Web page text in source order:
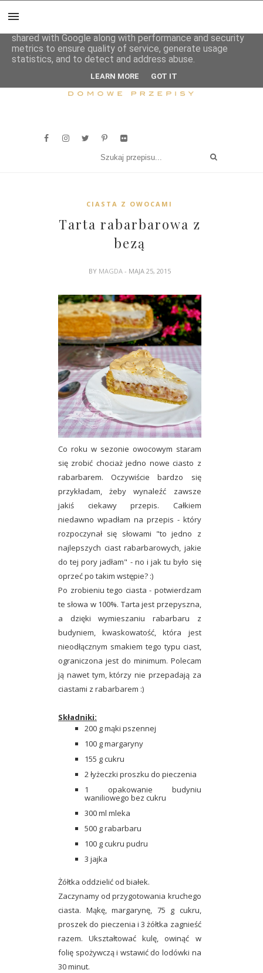
CIASTA Z OWOCAMI
Tarta rabarbarowa z
bezą
BY MAGDA - MAJA 25, 2015
Co roku w sezonie owocowym staram
się zrobić chociaż jedno nowe ciasto z
rabarbarem. Oczywiście bardzo się
przykładam, żeby wynaleźć zawsze
jakiś ciekawy przepis. Całkiem
niedawno wpadłam na przepis - który
rozpoczynał się słowami "to jedno z
najlepszych ciast rabarbarowych, jakie
do tej pory jadłam" - no i jak tu było się
oprzeć po takim wstępie? :)
Po zrobieniu tego ciasta - potwierdzam
te słowa w 100%. Tarta jest przepyszna,
a dzięki wymieszaniu rabarbaru z
budyniem, kwaskowatość, która jest
nieodłącznym smakiem tego typu ciast,
ograniczona jest do minimum. Polecam
ją nawet tym, którzy nie przepadają za
ciastami z rabarbarem :)
Składniki:
200 g mąki pszennej
100 g margaryny
155 g cukru
2 łyżeczki proszku do pieczenia
1 opakowanie budyniu
waniliowego bez cukru
300 ml mleka
500 g rabarbaru
100 g cukru pudru
3 jajka
Żółtka oddzielić od białek.
Zaczynamy od przygotowania kruchego
ciasta. Mąkę, margarynę, 75 g cukru,
proszek do pieczenia i 3 żółtka zagnieść
razem. Ukształtować kulę, owinąć w
folię spożywczą i wstawić do lodówki na
30 minut.
This site uses cookies from Google to deliver its services
shared with Google along with performance and security
metrics to ensure quality of service, generate usage
statistics, and to detect and address abuse.
LEARN MORE GOT IT